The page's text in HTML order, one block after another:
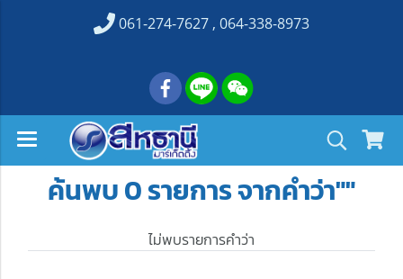
061-274-7627 , 064-338-8973
ค้นพบ 0 รายการ จากคำว่า""
ไม่พบรายการคำว่า